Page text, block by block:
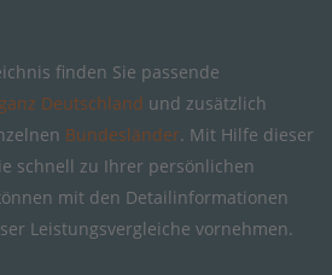
finden Sie passende
Deutschland und zusätzlich
Bundesländer. Mit Hilfe dieser
schnell zu Ihrer persönlichen
mit den Detailinformationen
Leistungsvergleiche vornehmen.